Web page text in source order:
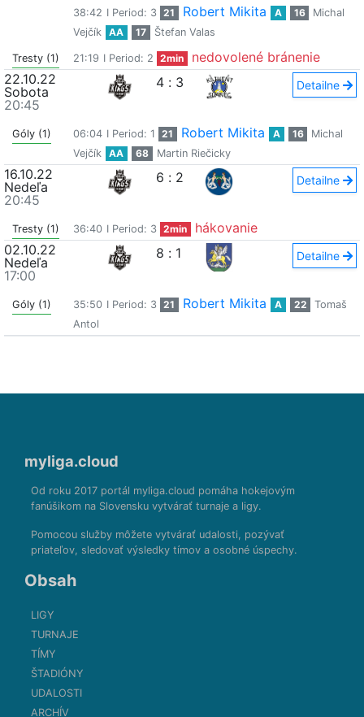
38:42 I Period: 3 21 Robert Mikita A 16
Michal
Vejčík
AA 17 Štefan Valas
Tresty (1) 21:19 I Period: 2 2min
nedovolené bránenie
22.10.22
Sobota
20:45
4 : 3 Detailne
Góly (1) 06:04 I Period: 1 21 Robert Mikita A 16
Michal
Vejčík
AA 68 Martin Riečicky
16.10.22
Nedeľa
20:45
6 : 2 Detailne
Tresty (1) 36:40 I Period: 3 2min
hákovanie
02.10.22
Nedeľa
17:00
8 : 1 Detailne
Góly (1) 35:50 I Period: 3 21 Robert Mikita A 22
Tomaš
Antol
myliga.cloud
Od roku 2017 portál myliga.cloud pomáha hokejovým
fanúšikom na Slovensku vytvárať turnaje a ligy.
Pomocou služby môžete vytvárať udalosti, pozývať
priateľov, sledovať výsledky tímov a osobné úspechy.
Obsah
LIGY
TURNAJE
TÍMY
ŠTADIÓNY
UDALOSTI
ARCHÍV